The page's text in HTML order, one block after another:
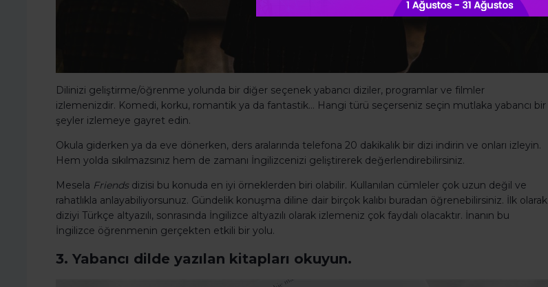
Dilinizi geliştirme/öğrenme yolunda bir diğer seçenek yabancı diziler, programlar ve filmler
izlemenizdir. Komedi, korku, romantik ya da fantastik… Hangi türü seçerseniz seçin mutlaka yabancı bir
şeyler izlemeye gayret edin.
Okula giderken ya da eve dönerken, ders aralarında telefona 20 dakikalık bir dizi indirin ve onları izleyin.
Hem yolda sıkılmazsınız hem de zamanı İngilizcenizi geliştirerek değerlendirebilirsiniz.
Mesela Friends dizisi bu konuda en iyi örneklerden biri olabilir. Kullanılan cümleler çok uzun değil ve
rahatlıkla anlayabiliyorsunuz. Gündelik konuşma diline dair birçok kalıbı buradan öğrenebilirsiniz. İlk olarak
diziyi Türkçe altyazılı, sonrasında İngilizce altyazılı olarak izlemeniz çok faydalı olacaktır. İnanın bu
İngilizce öğrenmenin gerçekten etkili bir yolu.
3. Yabancı dilde yazılan kitapları okuyun.